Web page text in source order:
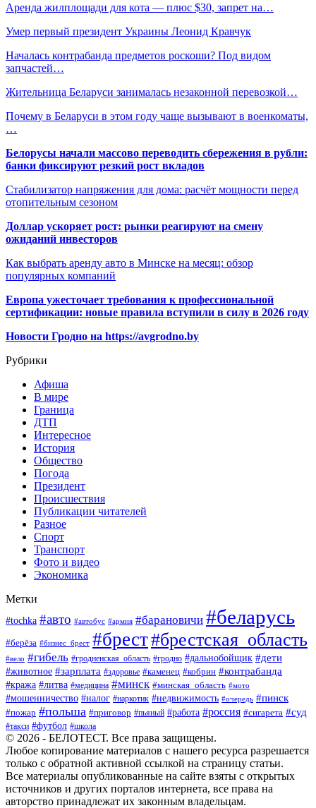
Аренда жилплощади для кота — плюс $30, запрет на…
Умер первый президент Украины Леонид Кравчук
Началась контрабанда предметов роскоши? Под видом
запчастей…
Жительница Беларуси занималась незаконной перевозкой…
Почему в Беларуси в этом году чаще вызывают в военкоматы,
…
Белорусы начали массово переводить сбережения в рубли:
банки фиксируют резкий рост вкладов
Стабилизатор напряжения для дома: расчёт мощности перед
отопительным сезоном
Доллар ускоряет рост: рынки реагируют на смену
ожиданий инвесторов
Как выбрать аренду авто в Минске на месяц: обзор
популярных компаний
Европа ужесточает требования к профессиональной
сертификации: новые правила вступили в силу в 2026 году
Новости Гродно на https://avgrodno.by
Рубрики
Афиша
В мире
Граница
ДТП
Интересное
История
Общество
Погода
Президент
Происшествия
Публикации читателей
Разное
Спорт
Транспорт
Фото и видео
Экономика
Метки
#tochka #авто #автобус #армия #барановичи #беларусь
#берёза #бизнес_брест #брест#брестская_область
#вело #гибель #гродненская_область #гродно #дальнобойщик #дети
#животное #зарплата #здоровье #каменец #кобрин #контрабанда
#кража #литва #медицина #минск #минская_область #мото
#мошенничество #налог #наркотик #недвижимость #очередь #пинск
#пожар #польша #приговор #пьяный #работа #россия #сигарета #суд
#такси #футбол #школа
© 2026 - БЕЛОТЕСТ. Все права защищены.
Любое копирование материалов с нашего ресурса разрешается
только с обратной активной ссылкой на страницу статьи.
Все материалы опубликованные на сайте взяты с открытых
источников и других порталов интернета, все права на
авторство принадлежат их законным владельцам.